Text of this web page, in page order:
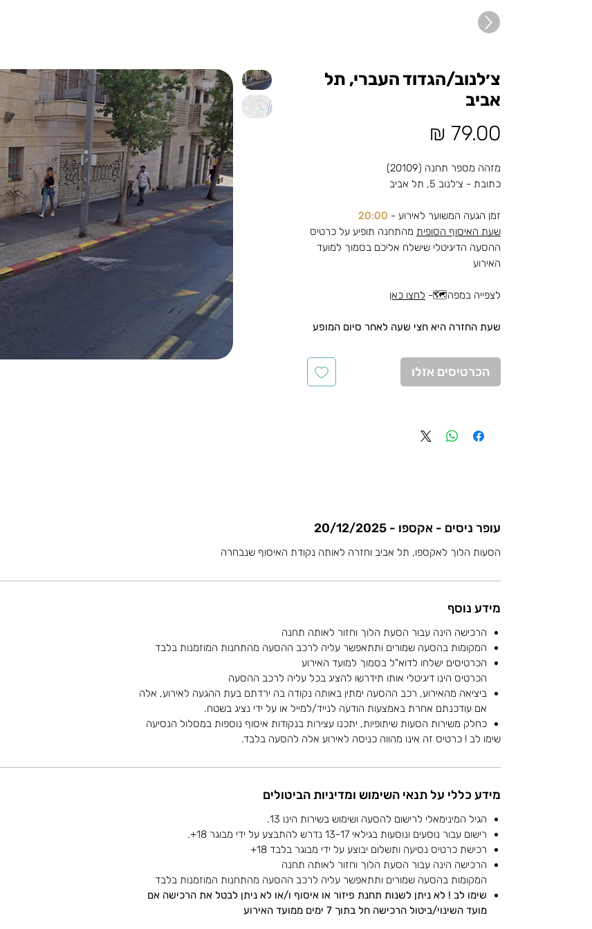
צ׳לנוב/הגדוד העברי, תל
אביב
מזהה מספר תחנה (20109)
כתובת - צ׳לנוב 5, תל אביב
זמן הגעה המשוער לאירוע - 20:00
שעת האיסוף הסופית מהתחנה תופיע על כרטיס
ההסעה הדיגיטלי שישלח אליכם בסמוך למועד
האירוע
לצפייה במפה🗺️- לחצו כאן
שעת החזרה היא חצי שעה לאחר סיום המופע
הכרטיסים אזלו
עופר ניסים - אקספו - 20/12/2025
הסעות הלוך לאקספו, תל אביב וחזרה לאותה נקודת האיסוף שנבחרה
מידע נוסף
הרכישה הינה עבור הסעת הלוך וחזור לאותה תחנה
המקומות בהסעה שמורים ותתאפשר עליה לרכב ההסעה מהתחנות המוזמנות בלבד
הכרטיסים ישלחו לדוא"ל בסמוך למועד האירוע
הכרטיס הינו דיגיטלי אותו תידרשו להציג בכל עליה לרכב ההסעה
ביציאה מהאירוע, רכב ההסעה ימתין באותה נקודה בה ירדתם בעת ההגעה לאירוע, אלה
אם עודכנתם אחרת באמצעות הודעה לנייד/למייל או על ידי נציג בשטח.
כחלק משירות הסעות שיתופיות, יתכנו עצירות בנקודות איסוף נוספות במסלול הנסיעה
שימו לב ! כרטיס זה אינו מהווה כניסה לאירוע אלה להסעה בלבד.
מידע כללי על תנאי השימוש ומדיניות הביטולים
הגיל המינימאלי לרישום להסעה ושימוש בשירות הינו 13.
רישום עבור נוסעים ונוסעות בגילאי 13-17 נדרש להתבצע על ידי מבוגר 18+.
רכישת כרטיס נסיעה ותשלום יבוצע על ידי מבוגר בלבד 18+
הרכישה הינה עבור הסעת הלוך וחזור לאותה תחנה
המקומות בהסעה שמורים ותתאפשר עליה לרכב ההסעה מהתחנות המוזמנות בלבד
שימו לב ! לא ניתן לשנות תחנת פיזור או איסוף ו/או לא ניתן לבטל את הרכישה אם
מועד השינוי/ביטול הרכישה חל בתוך 7 ימים ממועד האירוע